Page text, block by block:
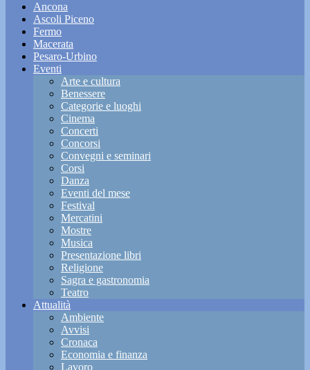
Ancona
Ascoli Piceno
Fermo
Macerata
Pesaro-Urbino
Eventi
Arte e cultura
Benessere
Categorie e luoghi
Cinema
Concerti
Concorsi
Convegni e seminari
Corsi
Danza
Eventi del mese
Festival
Mercatini
Mostre
Musica
Presentazione libri
Religione
Sagra e gastronomia
Teatro
Attualità
Ambiente
Avvisi
Cronaca
Economia e finanza
Lavoro